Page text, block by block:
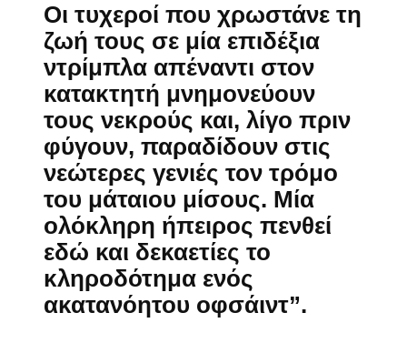
Οι τυχεροί που χρωστάνε τη
ζωή τους σε μία επιδέξια
ντρίμπλα απέναντι στον
κατακτητή μνημονεύουν
τους νεκρούς και, λίγο πριν
φύγουν, παραδίδουν στις
νεώτερες γενιές τον τρόμο
του μάταιου μίσους. Μία
ολόκληρη ήπειρος πενθεί
εδώ και δεκαετίες το
κληροδότημα ενός
ακατανόητου οφσάιντ”.